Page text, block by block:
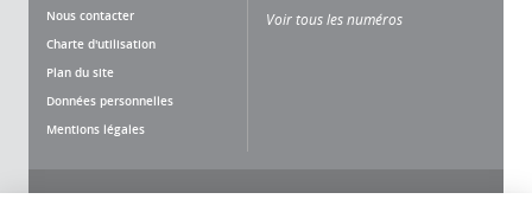
Nous contacter
Charte d'utilisation
Plan du site
Données personnelles
Mentions légales
Voir tous les numéros